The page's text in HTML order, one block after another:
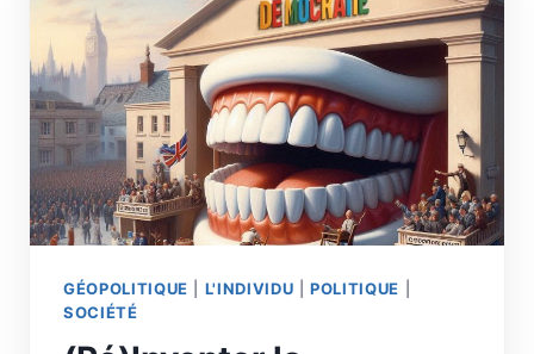
ET
LA
SORTIE
DU
20E
SIÈCLE
GÉOPOLITIQUE L'INDIVIDU |POLITIQUE
SOCIÉTÉ